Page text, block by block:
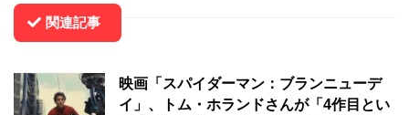
関連記事
映画「スパイダーマン：ブランニューデ
イ」、トム・ホランドさんが「4作目とい